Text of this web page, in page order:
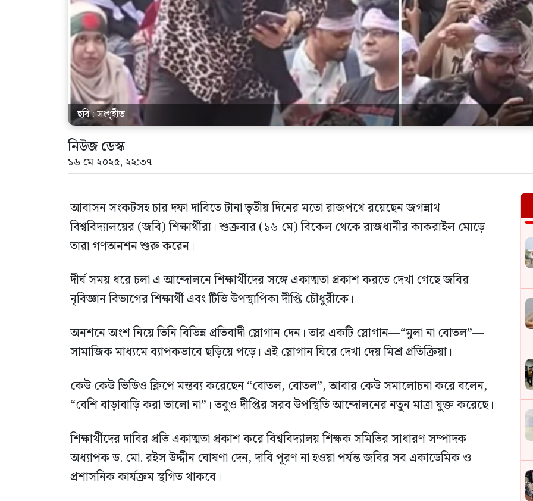
ছবি : সংগৃহীত
নিউজ ডেস্ক
১৬ মে ২০২৫, ২২:৩৭
আবাসন সংকটসহ চার দফা দাবিতে টানা তৃতীয় দিনের মতো রাজপথে রয়েছেন জগন্নাথ
বিশ্ববিদ্যালয়ের (জবি) শিক্ষার্থীরা। শুক্রবার (১৬ মে) বিকেল থেকে রাজধানীর কাকরাইল মোড়ে
তারা গণঅনশন শুরু করেন।
দীর্ঘ সময় ধরে চলা এ আন্দোলনে শিক্ষার্থীদের সঙ্গে একাত্মতা প্রকাশ করতে দেখা গেছে জবির
নৃবিজ্ঞান বিভাগের শিক্ষার্থী এবং টিভি উপস্থাপিকা দীপ্তি চৌধুরীকে।
অনশনে অংশ নিয়ে তিনি বিভিন্ন প্রতিবাদী স্লোগান দেন। তার একটি স্লোগান—“মুলা না বোতল”—
সামাজিক মাধ্যমে ব্যাপকভাবে ছড়িয়ে পড়ে। এই স্লোগান ঘিরে দেখা দেয় মিশ্র প্রতিক্রিয়া।
কেউ কেউ ভিডিও ক্লিপে মন্তব্য করেছেন “বোতল, বোতল”, আবার কেউ সমালোচনা করে বলেন,
“বেশি বাড়াবাড়ি করা ভালো না”। তবুও দীপ্তির সরব উপস্থিতি আন্দোলনের নতুন মাত্রা যুক্ত করেছে।
শিক্ষার্থীদের দাবির প্রতি একাত্মতা প্রকাশ করে বিশ্ববিদ্যালয় শিক্ষক সমিতির সাধারণ সম্পাদক
অধ্যাপক ড. মো. রইস উদ্দীন ঘোষণা দেন, দাবি পূরণ না হওয়া পর্যন্ত জবির সব একাডেমিক ও
প্রশাসনিক কার্যক্রম স্থগিত থাকবে।